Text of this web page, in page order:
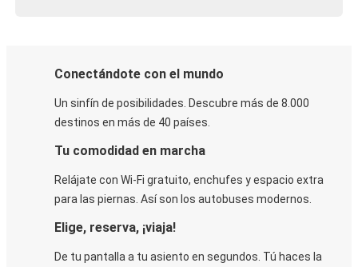
Conectándote con el mundo
Un sinfín de posibilidades. Descubre más de 8.000
destinos en más de 40 países.
Tu comodidad en marcha
Relájate con Wi-Fi gratuito, enchufes y espacio extra
para las piernas. Así son los autobuses modernos.
Elige, reserva, ¡viaja!
De tu pantalla a tu asiento en segundos. Tú haces la